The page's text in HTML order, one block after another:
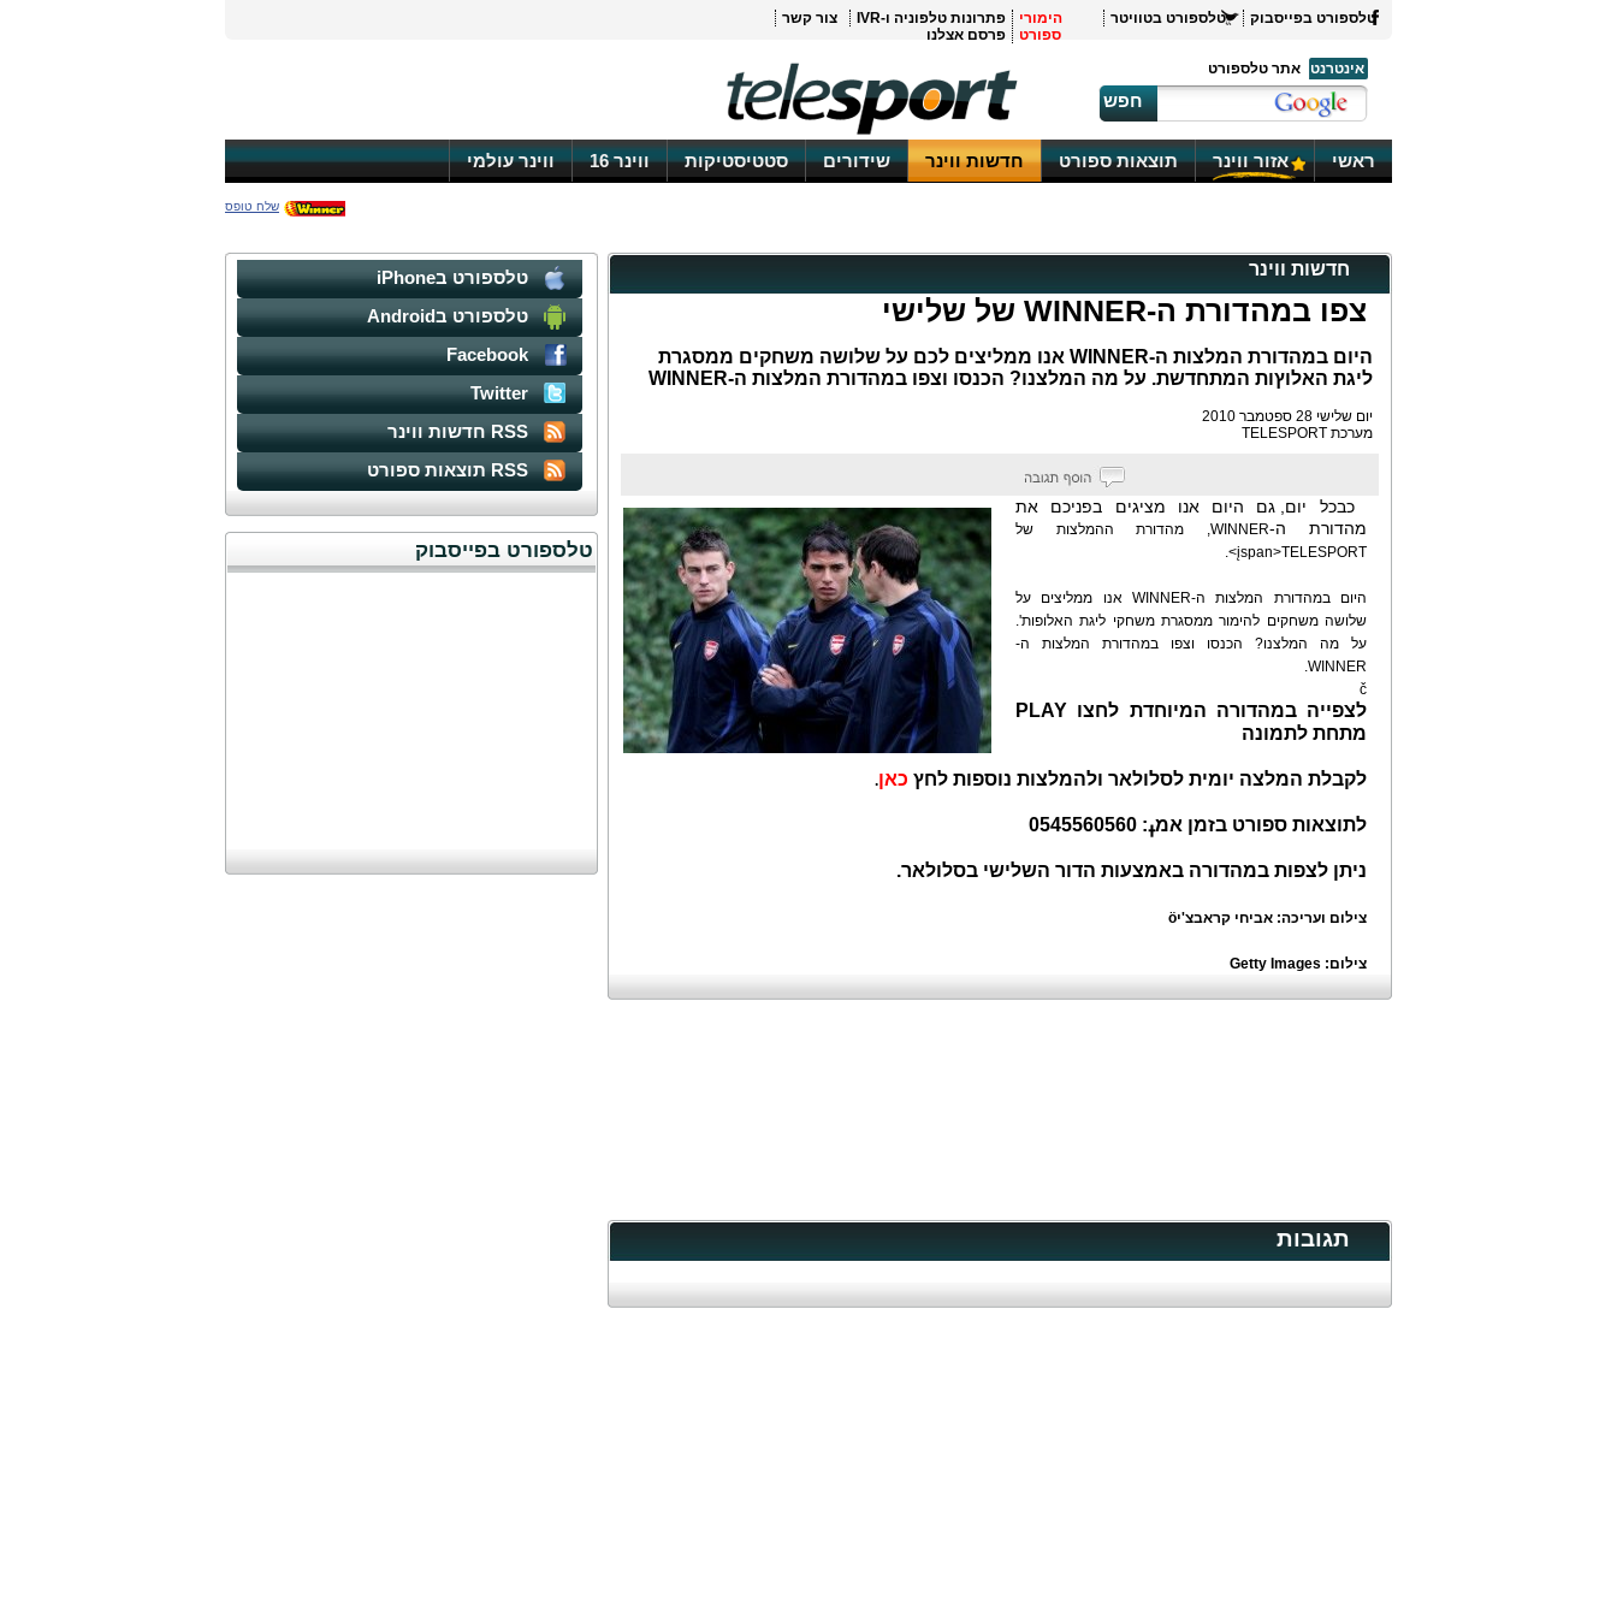
טלספורט בפייסבוק טלספורט בטוויטר
הימורי
ספורט
פתרונות טלפוניה ו-IVR
צור קשר
פרסם אצלנו
אינטרנט
אתר טלספורט
חפש
ראשי אזור ווינר תוצאות ספורט חדשות ווינר שידורים סטטיסטיקות ווינר 16 ווינר עולמי
שלח טופס
חדשות ווינר
צפו במהדורת ה-WINNER של שלישי
היום במהדורת המלצות ה-WINNER אנו ממליצים לכם על שלושה משחקים ממסגרת
ליגת האלוץות המתחדשת. על מה המלצנו? הכנסו וצפו במהדורת המלצות ה-WINNER
יום שלישי 28 ספטמבר 2010
מערכת TELESPORT
כבכל יום, גם היום אנו מציגים בפניכם את
מהדורת ה-WINNER, מהדורת ההמלצות של
TELESPORT
<įspan>
.
היום במהדורת המלצות ה-WINNER אנו ממליצים על
שלושה משחקים להימור ממסגרת משחקי ליגת האלופות'.
על מה המלצנו? הכנסו וצפו במהדורת המלצות ה-
WINNER.
č
לצפייה במהדורה המיוחדת לחצו PLAY
מתחת לתמונה
לקבלת המלצה יומית לסלולאר ולהמלצות נוספות לחץ כאן.
לתוצאות ספורט בזמן אמߪ: 0545560560
ניתן לצפות במהדורה באמצעות הדור השלישי בסלולאר.
צילום ועריכה: אביחי קראבצ'יӧ
צילום: Getty Images
תגובות
טלספורט בiPhone
טלספורט בAndroid
Facebook
Twitter
RSS חדשות ווינר
RSS תוצאות ספורט
טלספורט בפייסבוק